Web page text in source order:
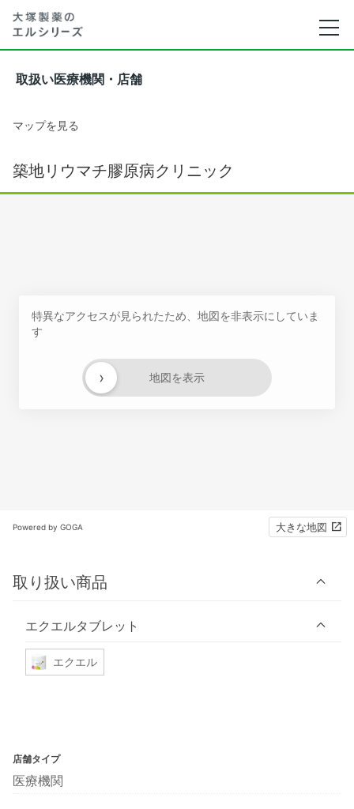
取扱い医療機関・店舗
マップを見る
築地リウマチ膠原病クリニック
特異なアクセスが見られたため、地図を非表示にしていま
す
地図を表示
›
Powered by GOGA 大きな地図
取り扱い商品
エクエルタブレット
エクエル
店舗タイプ
医療機関